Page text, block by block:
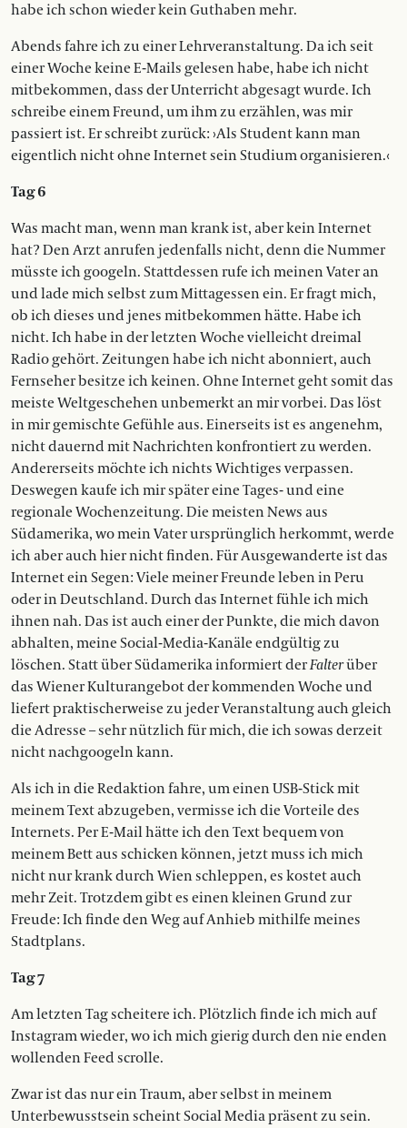
habe ich schon wieder kein Guthaben mehr.
Abends fahre ich zu einer Lehrveranstaltung. Da ich seit
einer Woche keine E-Mails gelesen habe, habe ich nicht
mitbekommen, dass der Unterricht abgesagt wurde. Ich
schreibe einem Freund, um ihm zu erzählen, was mir
passiert ist. Er schreibt zurück: ›Als Student kann man
eigentlich nicht ohne Internet sein Studium organisieren.‹
Tag 6
Was macht man, wenn man krank ist, aber kein Internet
hat? Den Arzt anrufen jedenfalls nicht, denn die Nummer
müsste ich googeln. Stattdessen rufe ich meinen Vater an
und lade mich selbst zum Mittagessen ein. Er fragt mich,
ob ich dieses und jenes mitbekommen hätte. Habe ich
nicht. Ich habe in der letzten Woche vielleicht dreimal
Radio gehört. Zeitungen habe ich nicht abonniert, auch
Fernseher besitze ich keinen. Ohne Internet geht somit das
meiste Weltgeschehen unbemerkt an mir vorbei. Das löst
in mir gemischte Gefühle aus. Einerseits ist es angenehm,
nicht dauernd mit Nachrichten konfrontiert zu werden.
Andererseits möchte ich nichts Wichtiges verpassen.
Deswegen kaufe ich mir später eine Tages- und eine
regionale Wochenzeitung. Die meisten News aus
Südamerika, wo mein Vater ursprünglich herkommt, werde
ich aber auch hier nicht finden. Für Ausgewanderte ist das
Internet ein Segen: Viele meiner Freunde leben in Peru
oder in Deutschland. Durch das Internet fühle ich mich
ihnen nah. Das ist auch einer der Punkte, die mich davon
abhalten, meine Social-Media-Kanäle endgültig zu
löschen. Statt über Südamerika informiert derFalterüber
das Wiener Kulturangebot der kommenden Woche und
liefert praktischerweise zu jeder Veranstaltung auch gleich
die Adresse – sehr nützlich für mich, die ich sowas derzeit
nicht nachgoogeln kann.
Als ich in die Redaktion fahre, um einen USB-Stick mit
meinem Text abzugeben, vermisse ich die Vorteile des
Internets. Per E-Mail hätte ich den Text bequem von
meinem Bett aus schicken können, jetzt muss ich mich
nicht nur krank durch Wien schleppen, es kostet auch
mehr Zeit. Trotzdem gibt es einen kleinen Grund zur
Freude: Ich finde den Weg auf Anhieb mithilfe meines
Stadtplans.
Tag 7
Am letzten Tag scheitere ich. Plötzlich finde ich mich auf
Instagram wieder, wo ich mich gierig durch den nie enden
wollenden Feed scrolle.
Zwar ist das nur ein Traum, aber selbst in meinem
Unterbewusstsein scheint Social Media präsent zu sein.